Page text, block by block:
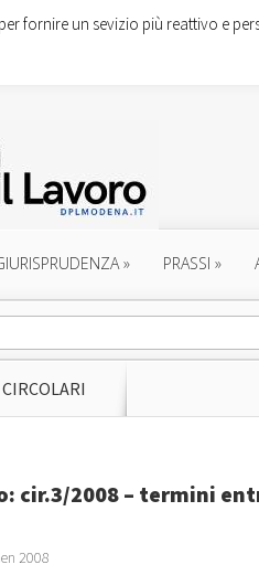
» PRASSI »
CIRCOLARI
cir.3/2008 – termini
2008
fornire un sevizio più reattivo e